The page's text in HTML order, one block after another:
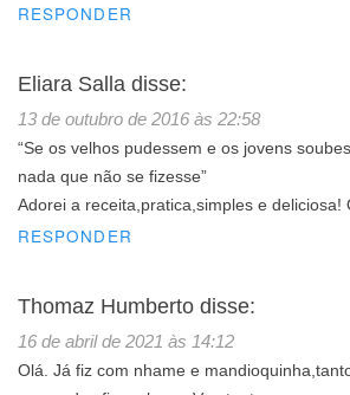
RESPONDER
Eliara Salla disse:
13 de outubro de 2016 às 22:58
“Se os velhos pudessem e os jovens
nada que não se fizesse”
Adorei a receita,pratica,simples e deliciosa!
RESPONDER
Thomaz Humberto disse:
16 de abril de 2021 às 14:12
Olá. Já fiz com nhame e